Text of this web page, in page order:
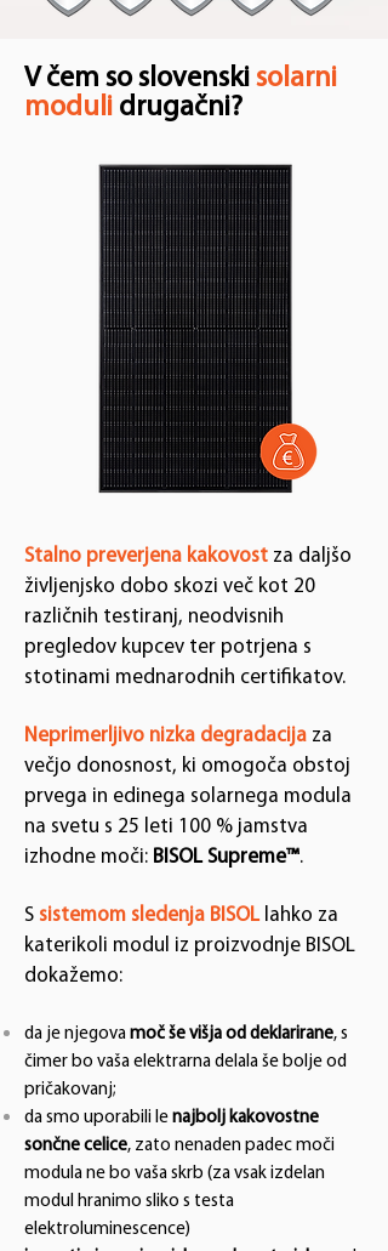
V čem so slovenski solarni
moduli drugačni?
Stalno preverjena kakovost za daljšo
življenjsko dobo skozi več kot 20
različnih testiranj, neodvisnih
pregledov kupcev ter potrjena s
stotinami mednarodnih certifikatov.
Neprimerljivo nizka degradacija za
večjo donosnost, ki omogoča obstoj
prvega in edinega solarnega modula
na svetu s 25 leti 100 % jamstva
izhodne moči: BISOL Supreme™.
S sistemom sledenja BISOLlahko za
katerikoli modul iz proizvodnje BISOL
dokažemo:
da je njegova moč še višja od deklarirane, s
čimer bo vaša elektrarna delala še bolje od
pričakovanj;
da smo uporabili le najbolj kakovostne
sončne celice, zato nenaden padec moči
modula ne bo vaša skrb (za vsak izdelan
modul hranimo sliko s testa
elektroluminescence)